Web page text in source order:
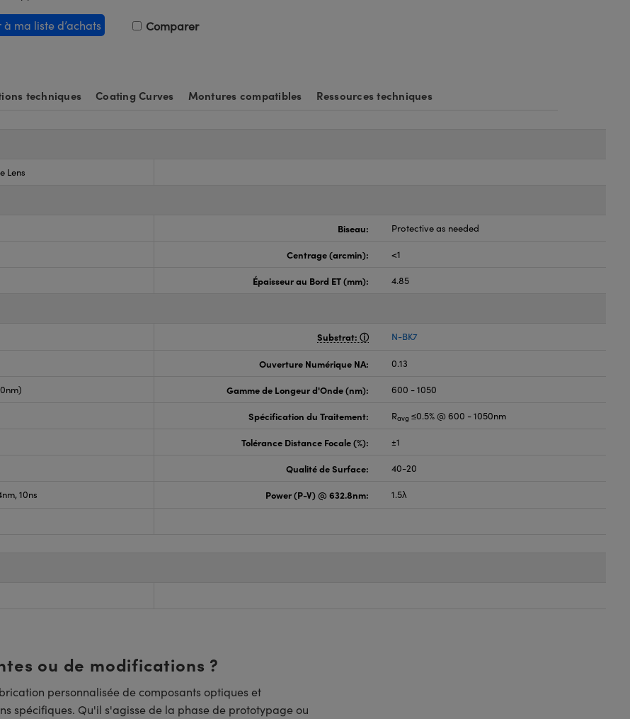
à ma liste d’achats Comparer
techniques Coating Curves Montures compatibles Ressources techniques
Lens
Biseau: Protective as needed
Centrage (arcmin): <1
Épaisseur au Bord ET (mm): 4.85
Substrat: N-BK7
Ouverture Numérique NA: 0.13
Gamme de Longeur d'Onde (nm): 600 - 1050
Spécification du Traitement: Ravg ≤0.5% @ 600 - 1050nm
Tolérance Distance Focale (%): ±1
Qualité de Surface: 40-20
10ns Power (P-V) @ 632.8nm: 1.5λ
ou de modifications ?
personnalisée de composants optiques et
spécifiques. Qu'il s'agisse de la phase de prototypage ou